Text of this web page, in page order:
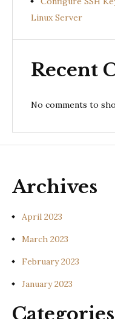
Linux Server
Recent
No comments to
Archives
April 2023
March 2023
February 2023
January 2023
Categories